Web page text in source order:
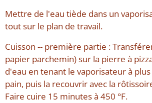
Mettre de l'eau tiède dans un
tout sur le plan de travail.
Cuisson -- première partie :
papier parchemin) sur la pierre à
d'eau en tenant le vaporisateur à
pain, puis la recouvrir avec la
Faire cuire 15 minutes à 450 °F.